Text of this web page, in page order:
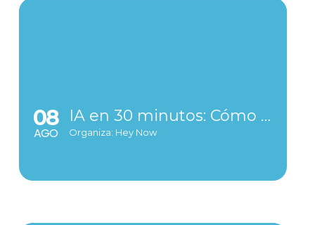
08
AGO
IA en 30 minutos: Cómo transformar tu empresa
Organiza: Hey Now